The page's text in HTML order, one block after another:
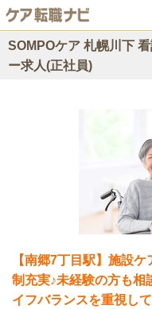
SOMPOケア 札幌川下
ー求人(正社員)
【南郷7丁目駅】施設
制充実♪未経験の方も
イフバランスを重視し